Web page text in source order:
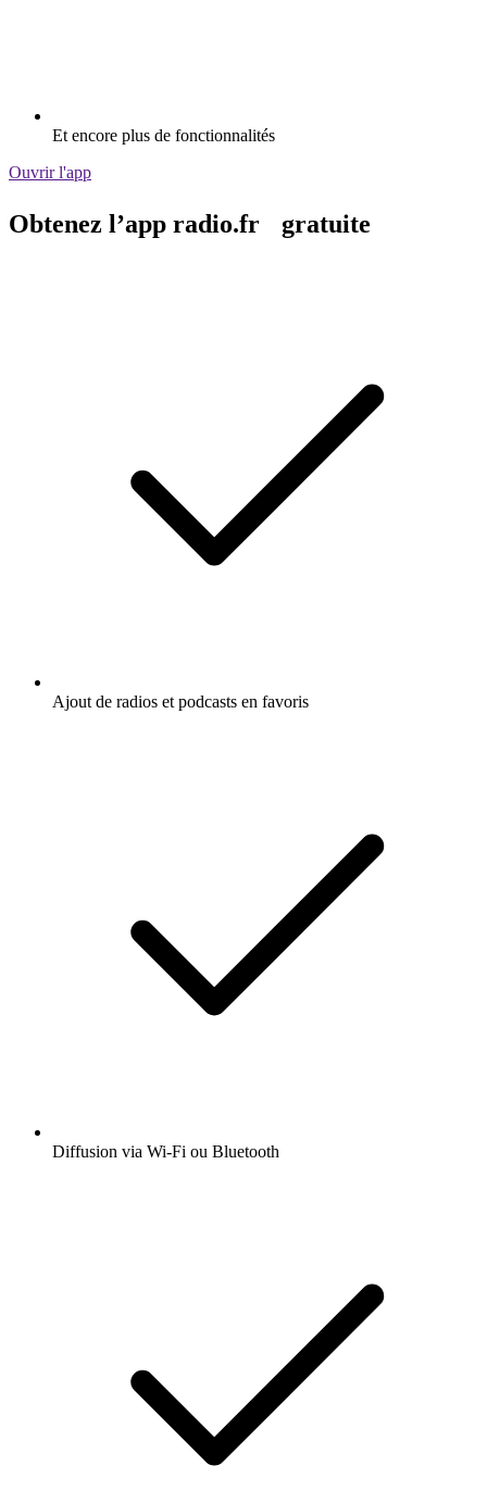
Et encore plus de fonctionnalités
Ouvrir l'app
Obtenez l’app radio.fr gratuite
Ajout de radios et podcasts en favoris
Diffusion via Wi-Fi ou Bluetooth